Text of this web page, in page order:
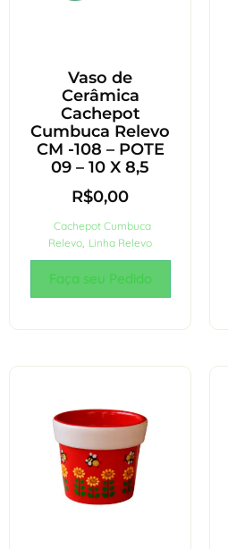
Vaso de
Cerâmica
Cachepot
Cumbuca Relevo
CM -108 – POTE
09 – 10 X 8,5
R$0,00
Cachepot Cumbuca
Relevo, Linha Relevo
Faça seu Pedido